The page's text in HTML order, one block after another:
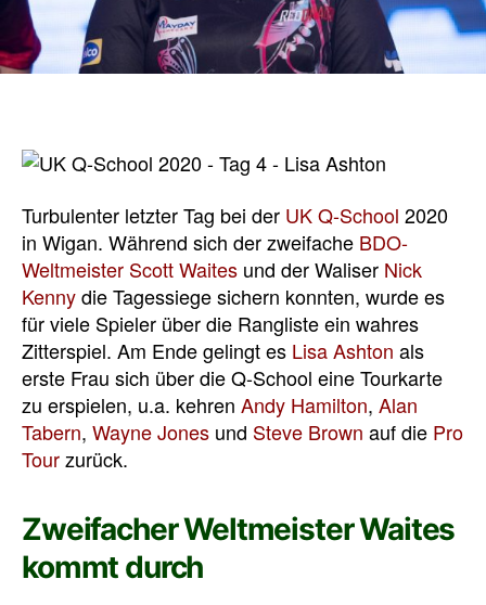
Turbulenter letzter Tag bei der UK Q-School 2020
in Wigan. Während sich der zweifache BDO-
Weltmeister Scott Waites und der Waliser Nick
Kennydie Tagessiege sichern konnten, wurde es
für viele Spieler über die Rangliste ein wahres
Zitterspiel. Am Ende gelingt es Lisa Ashton als
erste Frau sich über die Q-School eine Tourkarte
zu erspielen, u.a. kehren Andy Hamilton, Alan
Tabern, Wayne Jones und Steve Brown auf die Pro
Tourzurück.
Zweifacher Weltmeister Waites
kommt durch